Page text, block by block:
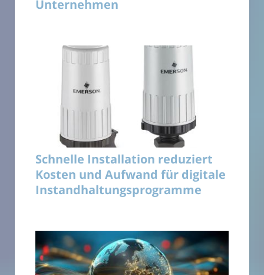
Unternehmen
Schnelle Installation reduziert
Kosten und Aufwand für digitale
Instandhaltungsprogramme